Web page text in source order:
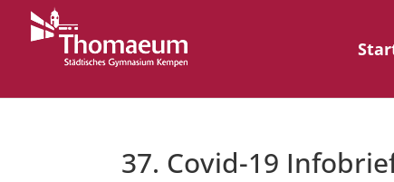
37. Covid-19